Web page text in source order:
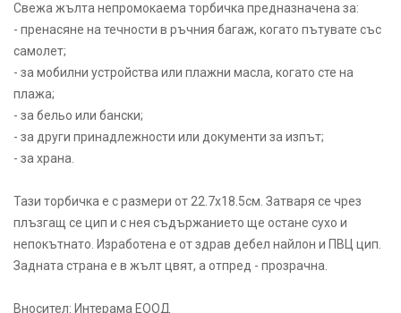
Свежа жълта непромокаема торбичка предназначена за:
- пренасяне на течности в ръчния багаж, когато пътувате със
самолет;
- за мобилни устройства или плажни масла, когато сте на
плажа;
- за бельо или бански;
- за други принадлежности или документи за изпът;
- за храна.
Тази торбичка е с размери от 22.7х18.5см. Затваря се чрез
плъзгащ се цип и с нея съдържанието ще остане сухо и
непокътнато. Изработена е от здрав дебел найлон и ПВЦ цип.
Задната страна е в жълт цвят, а отпред - прозрачна.
Вносител: Интерама ЕООД